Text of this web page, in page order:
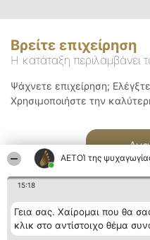
ΑΕΤΟΊ της
15:18
Γεια σας. Χαίρομαι που θα
κλικ στο αντίστοιχο θέμα
Βρείτε επιχείρηση
Η κατάταξη περιλαμβάνει
Ψάχνετε επιχείρηση;
Χρησιμοποιήστε την